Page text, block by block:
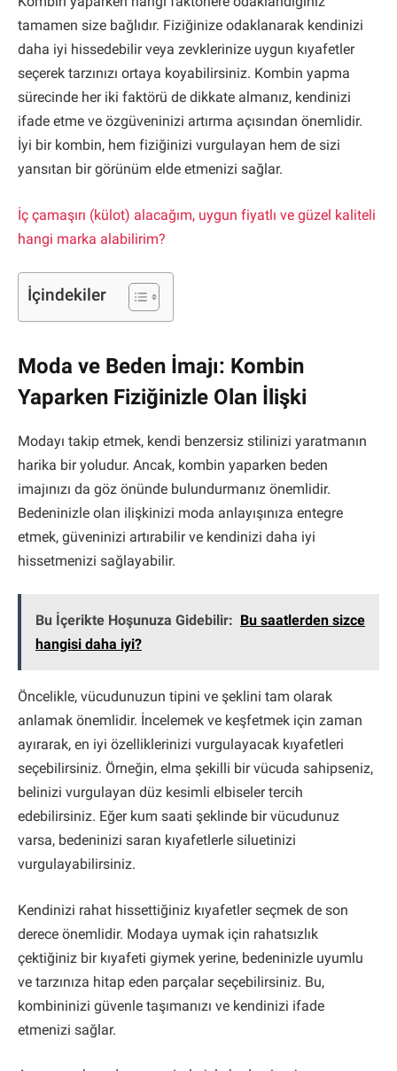
tamamen size bağlıdır. Fiziğinize odaklanarak kendinizi
daha iyi hissedebilir veya zevklerinize uygun kıyafetler
seçerek tarzınızı ortaya koyabilirsiniz. Kombin yapma
sürecinde her iki faktörü de dikkate almanız, kendinizi
ifade etme ve özgüveninizi artırma açısından önemlidir.
İyi bir kombin, hem fiziğinizi vurgulayan hem de sizi
yansıtan bir görünüm elde etmenizi sağlar.
İç çamaşırı (külot) alacağım, uygun fiyatlı ve güzel kaliteli
hangi marka alabilirim?
İçindekiler
Moda ve Beden İmajı: Kombin
Yaparken Fiziğinizle Olan İlişki
Modayı takip etmek, kendi benzersiz stilinizi yaratmanın
harika bir yoludur. Ancak, kombin yaparken beden
imajınızı da göz önünde bulundurmanız önemlidir.
Bedeninizle olan ilişkinizi moda anlayışınıza entegre
etmek, güveninizi artırabilir ve kendinizi daha iyi
hissetmenizi sağlayabilir.
Bu İçerikte Hoşunuza Gidebilir: Bu saatlerden sizce
hangisi daha iyi?
Öncelikle, vücudunuzun tipini ve şeklini tam olarak
anlamak önemlidir. İncelemek ve keşfetmek için zaman
ayırarak, en iyi özelliklerinizi vurgulayacak kıyafetleri
seçebilirsiniz. Örneğin, elma şekilli bir vücuda sahipseniz,
belinizi vurgulayan düz kesimli elbiseler tercih
edebilirsiniz. Eğer kum saati şeklinde bir vücudunuz
varsa, bedeninizi saran kıyafetlerle siluetinizi
vurgulayabilirsiniz.
Kendinizi rahat hissettiğiniz kıyafetler seçmek de son
derece önemlidir. Modaya uymak için rahatsızlık
çektiğiniz bir kıyafeti giymek yerine, bedeninizle uyumlu
ve tarzınıza hitap eden parçalar seçebilirsiniz. Bu,
kombininizi güvenle taşımanızı ve kendinizi ifade
etmenizi sağlar.